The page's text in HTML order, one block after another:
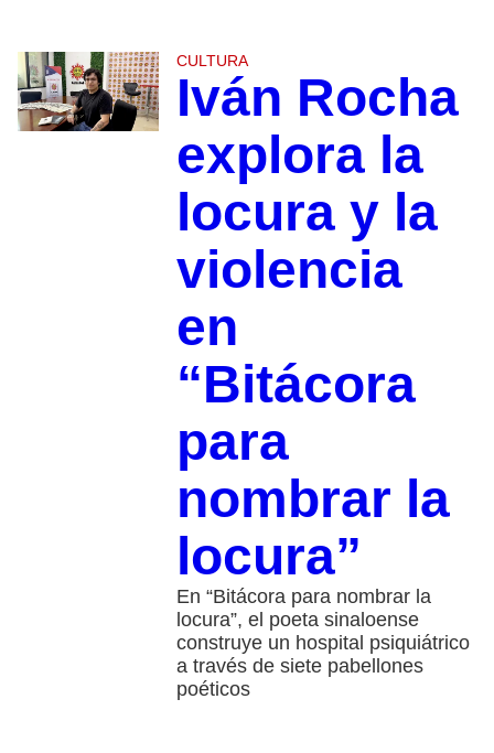
CULTURA
Iván Rocha
explora la
locura y la
violencia
en
“Bitácora
para
nombrar la
locura”
En “Bitácora para nombrar la
locura”, el poeta sinaloense
construye un hospital psiquiátrico
a través de siete pabellones
poéticos